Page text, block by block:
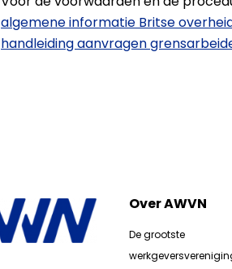
algemene informatie Britse
handleiding aanvragen
Over AWVN
De grootste